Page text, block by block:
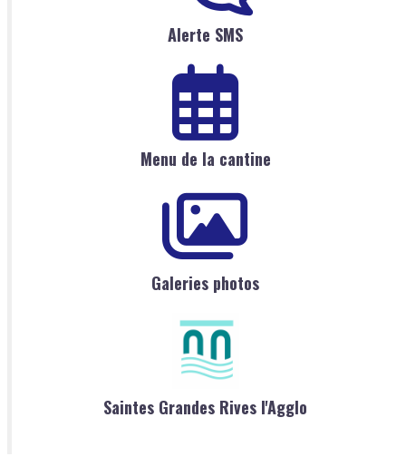
Alerte SMS
Menu de la cantine
Galeries photos
Saintes Grandes Rives l'Agglo